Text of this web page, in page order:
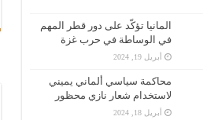
المانيا تؤكّد على دور قطر المهم
في الوساطة في حرب غزة
أبريل 19, 2024
محاكمة سياسي ألماني يميني
لاستخدام شعار نازي محظور
أبريل 18, 2024